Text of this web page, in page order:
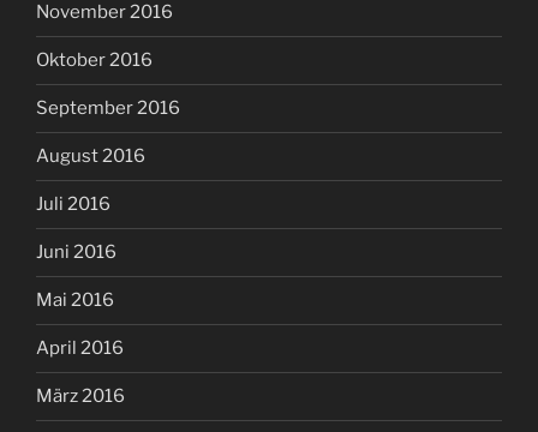
November 2016
Oktober 2016
September 2016
August 2016
Juli 2016
Juni 2016
Mai 2016
April 2016
März 2016